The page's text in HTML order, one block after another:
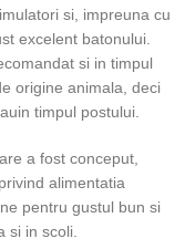
si, impreuna cu
excelent batonului.
si in timpul
origine animala, deci
timpul postului.
a fost conceput,
alimentatia
pentru gustul bun si
si in scoli.